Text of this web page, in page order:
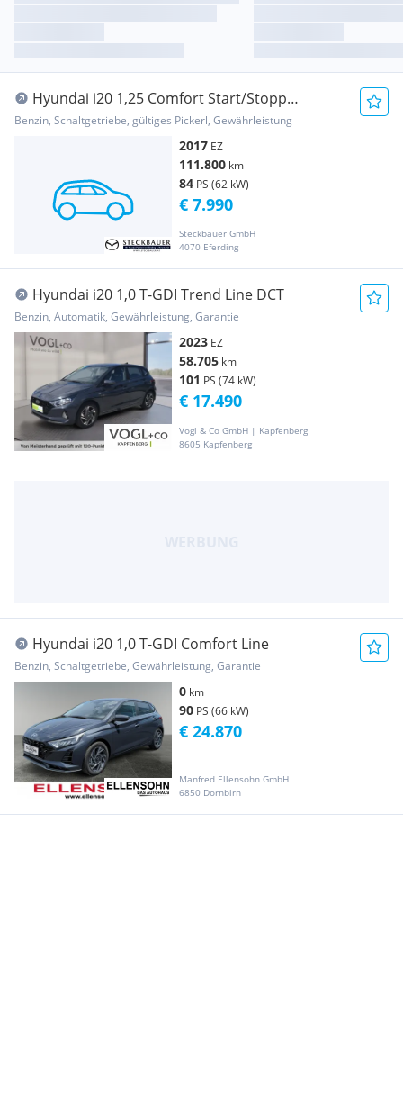
Hyundai i20 1,25 Comfort Start/Stopp
Automatik
Benzin, Schaltgetriebe, gültiges Pickerl, Gewährleistung
2017 EZ
111.800 km
84 PS (62 kW)
Steckbauer GmbH
4070 Eferding
€ 7.990
Hyundai i20 1,0 T-GDI Trend Line DCT
Benzin, Automatik, Gewährleistung, Garantie
2023 EZ
58.705 km
101 PS (74 kW)
Vogl & Co GmbH | Kapfenberg
8605 Kapfenberg
€ 17.490
Hyundai i20 1,0 T-GDI Comfort Line
Benzin, Schaltgetriebe, Gewährleistung, Garantie
0 km
90 PS (66 kW)
Manfred Ellensohn GmbH
6850 Dornbirn
€ 24.870